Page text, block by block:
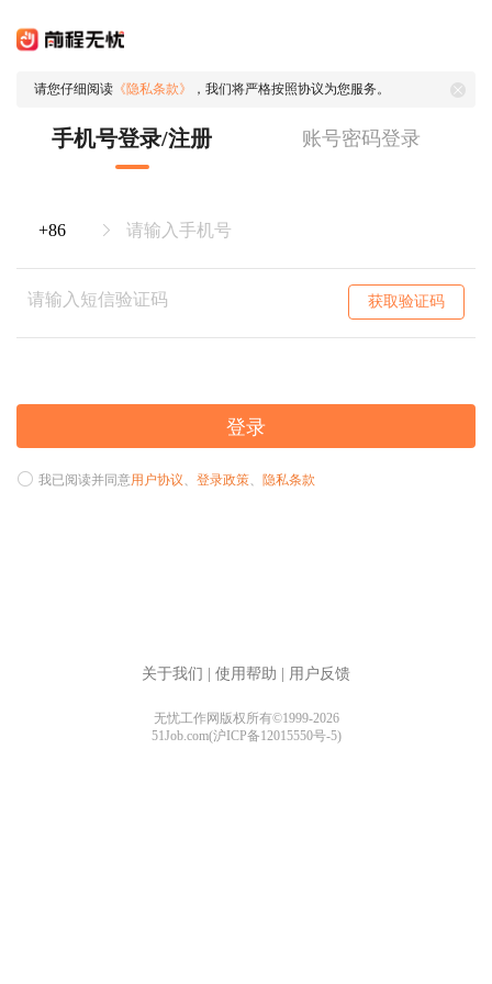
请您仔细阅读 《隐私条款》 ，我们将严格按照协议为您服务。
手机号登录/注册 账号密码登录
获取验证码
登录
我已阅读并同意用户协议、 登录政策、 隐私条款
关于我们 使用帮助 用户反馈
无忧工作网版权所有©1999-2026
51Job.com(沪ICP备12015550号-5)